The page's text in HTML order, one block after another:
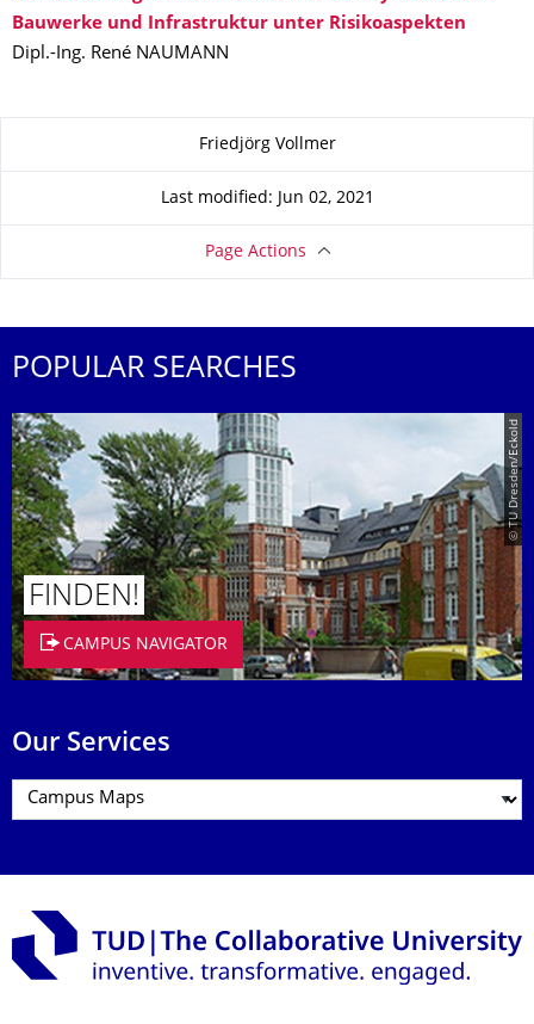
Bauwerke und Infrastruktur unter Risikoaspekten
Dipl.-Ing. René NAUMANN
About this pageFriedjörg Vollmer
Last modified: Jun 02, 2021
Page Actions
POPULAR SEARCHES
© TU Dresden/Eckold
FINDEN!
CAMPUS NAVIGATOR
Our Services